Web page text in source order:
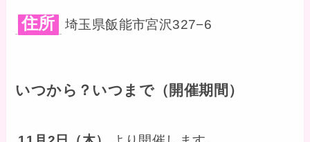
住所 埼玉県飯能市宮沢327−6
いつから？いつまで（開催期間）